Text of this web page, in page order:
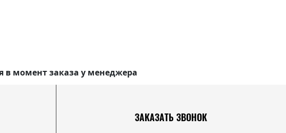
в момент заказа у менеджера
ЗАКАЗАТЬ ЗВОНОК